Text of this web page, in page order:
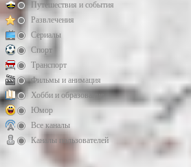
Путешествия и события
Развлечения
Сериалы
Спорт
Транспорт
Фильмы и анимация
Хобби и образование
Юмор
Все каналы
Каналы пользователей